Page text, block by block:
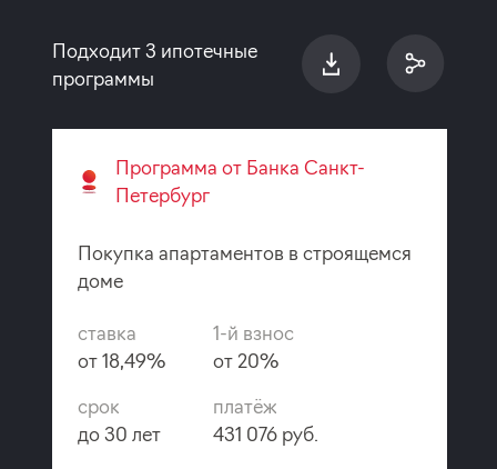
Подходит 3 ипотечные
программы
Программа от Банка Санкт-
Петербург
Покупка апартаментов в строящемся
доме
ставка
от 18,49%
1-й взнос
от 20%
срок
до 30 лет
платёж
431 076 руб.